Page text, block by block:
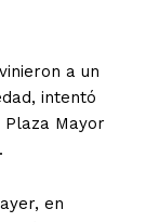
a un
intentó
Plaza Mayor
en